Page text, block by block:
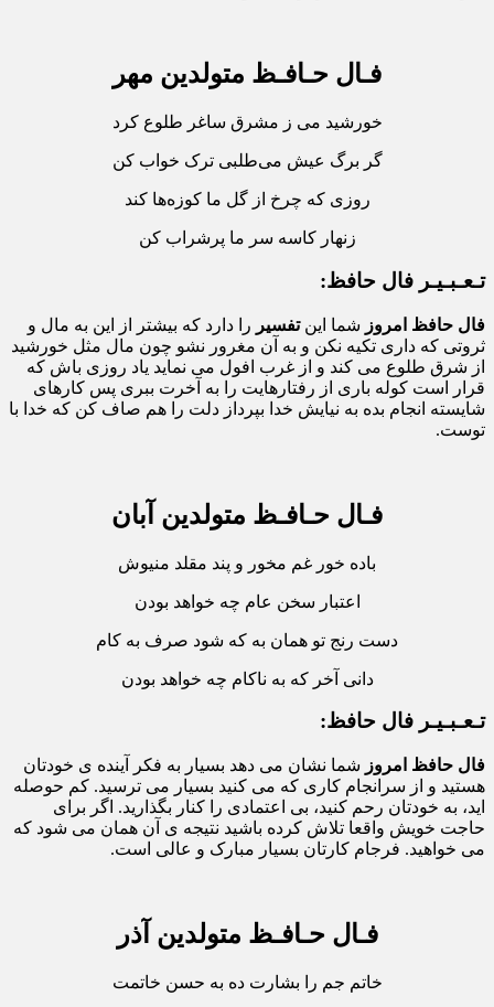
فـال حـافـظ متولدین مهر
خورشید می ز مشرق ساغر طلوع کرد
گر برگ عیش می‌طلبی ترک خواب کن
روزی که چرخ از گل ما کوزه‌ها کند
زنهار کاسه سر ما پرشراب کن
تـعـبـیـر فال حافظ:
فال حافظ امروز شما اینتفسیر را دارد که بیشتر از این به مال و
ثروتی که داری تکیه نکن و به آن مغرور نشو چون مال مثل خورشید
از شرق طلوع می کند و از غرب افول می نماید یاد روزی باش که
قرار است کوله باری از رفتارهایت را به آخرت ببری پس کارهای
شایسته انجام بده به نیایش خدا بپرداز دلت را هم صاف کن که خدا با
توست.
فـال حـافـظ متولدین آبان
باده خور غم مخور و پند مقلد منیوش
اعتبار سخن عام چه خواهد بودن
دست رنج تو همان به که شود صرف به کام
دانی آخر که به ناکام چه خواهد بودن
تـعـبـیـر فال حافظ:
فال حافظ امروز شما نشان می دهد بسیار به فکر آینده ی خودتان
هستید و از سرانجام کاری که می کنید بسیار می ترسید. کم حوصله
اید، به خودتان رحم کنید، بی اعتمادی را کنار بگذارید. اگر برای
حاجت خویش واقعا تلاش کرده باشید نتیجه ی آن همان می شود که
می خواهید. فرجام کارتان بسیار مبارک و عالی است.
فـال حـافـظ متولدین آذر
خاتم جم را بشارت ده به حسن خاتمت